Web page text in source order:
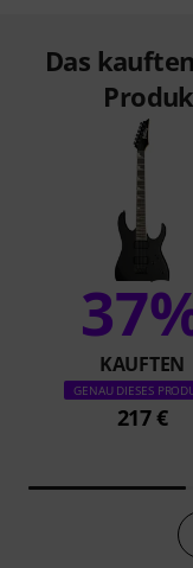
Das
KAUFTEN
GENAU DIESES
217 €